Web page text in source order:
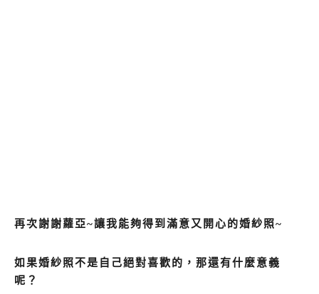
再次謝謝蘿亞~讓我能夠得到滿意又開心的婚紗照~
如果婚紗照不是自己絕對喜歡的，那還有什麼意義
呢？